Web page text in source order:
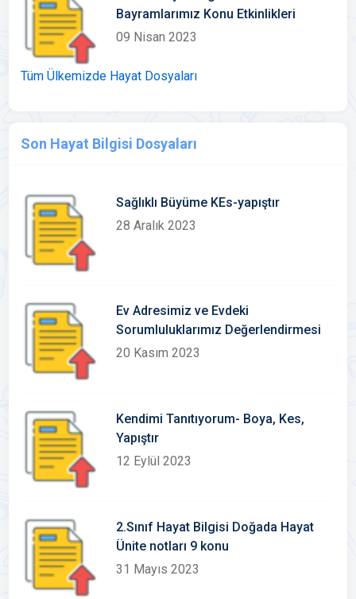
Bayramlarımız Konu Etkinlikleri
09 Nisan 2023
Tüm Ülkemizde Hayat Dosyaları
Son Hayat Bilgisi Dosyaları
Sağlıklı Büyüme KEs-yapıştır
28 Aralık 2023
Ev Adresimiz ve Evdeki
Sorumluluklarımız Değerlendirmesi
20 Kasım 2023
Kendimi Tanıtıyorum- Boya, Kes,
Yapıştır
12 Eylül 2023
2.Sınıf Hayat Bilgisi Doğada Hayat
Ünite notları 9 konu
31 Mayıs 2023